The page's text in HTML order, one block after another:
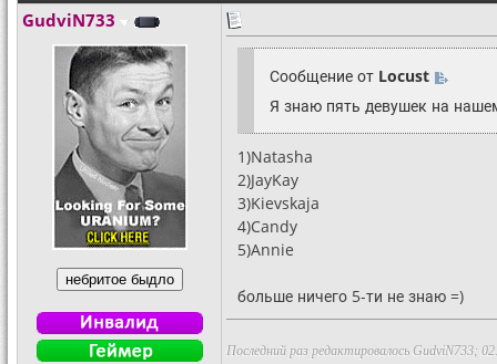
GudviN733
Сообщение от Locust
Я знаю пять девушек на
1)Natasha
2)JayKay
3)Kievskaja
4)Candy
5)Annie
больше ничего 5-ти не знаю =)
Последний раз редактировалось GudviN733;